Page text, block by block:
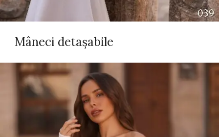
Mâneci detașabile